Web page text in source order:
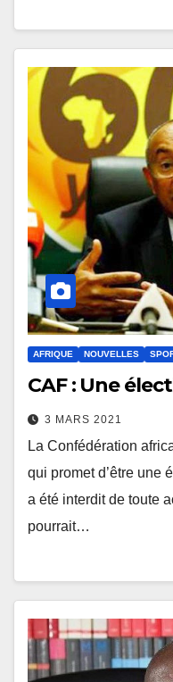
AFRIQUE NOUVELLES
CAF : Une
3 MARS 2021
La Confédération
qui promet d’être une
a été interdit de toute
pourrait…